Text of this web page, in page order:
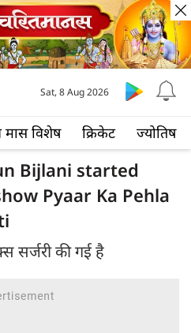
मास विशेष क्रिकेट ज्योतिष
Sat, 8 Aug 2026
Bijlani started
Pyaar Ka Pehla
सर्जरी की गई है